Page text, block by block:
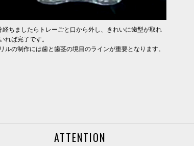
経ちましたらトレーごと口から外し、きれいに歯型が取れ
れば完了です。
ルの制作には歯と歯茎の境目のラインが重要となります。
ATTENTION